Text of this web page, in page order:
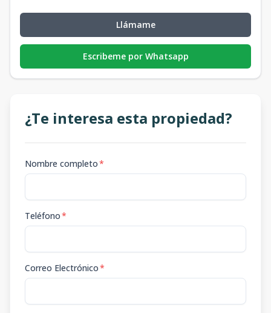
Llámame
Escribeme por Whatsapp
¿Te interesa esta propiedad?
Nombre completo*
Teléfono*
Correo Electrónico*